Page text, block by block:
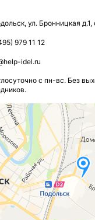
ул. Бронницкая д.1,
979 11 12
idel.ru
с пн-вс. Без